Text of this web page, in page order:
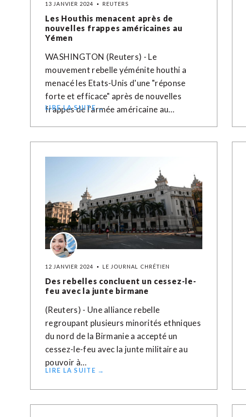
13 JANVIER 2024 REUTERS
Les Houthis menacent après de
nouvelles frappes américaines au
Yémen
WASHINGTON (Reuters) - Le
mouvement rebelle yéménite houthi a
menacé les Etats-Unis d'une "réponse
forte et efficace" après de nouvelles
frappes de l'armée américaine au…
LIRE LA SUITE →
12 JANVIER 2024 LE JOURNAL CHRÉTIEN
Des rebelles concluent un cessez-le-
feu avec la junte birmane
(Reuters) - Une alliance rebelle
regroupant plusieurs minorités ethniques
du nord de la Birmanie a accepté un
cessez-le-feu avec la junte militaire au
pouvoir à…
LIRE LA SUITE →